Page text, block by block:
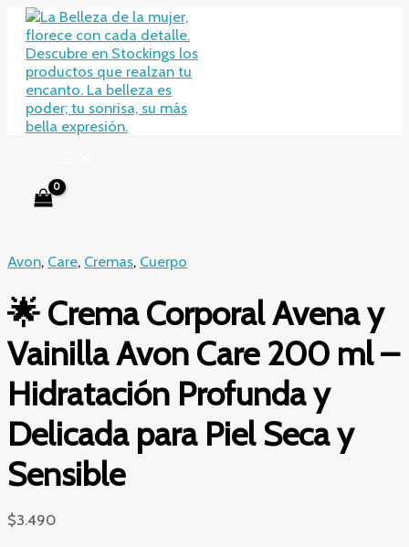
contenido
Avon, Care, Cremas, Cuerpo
🌟 Crema Corporal Avena y
Vainilla Avon Care 200 ml –
Hidratación Profunda y
Delicada para Piel Seca y
Sensible
$3.490